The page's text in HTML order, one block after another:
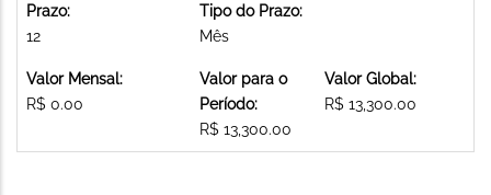
Prazo:
12
Tipo do Prazo:
Mês
Valor Mensal:
R$ 0.00
Valor para o
Período:
R$ 13,300.00
Valor Global:
R$ 13,300.00